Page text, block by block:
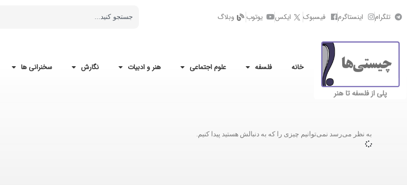
تلگرام اینستاگرم فیسبوک ایکس یوتوب وبلاگ
پلی از فلسفه تا هنر
خانه فلسفه علوم اجتماعی هنر و ادبیات نگارش سخنرانی ها
به نظر می‌رسد نمی‌توانیم چیزی را که به دنبالش هستید پیدا کنیم.